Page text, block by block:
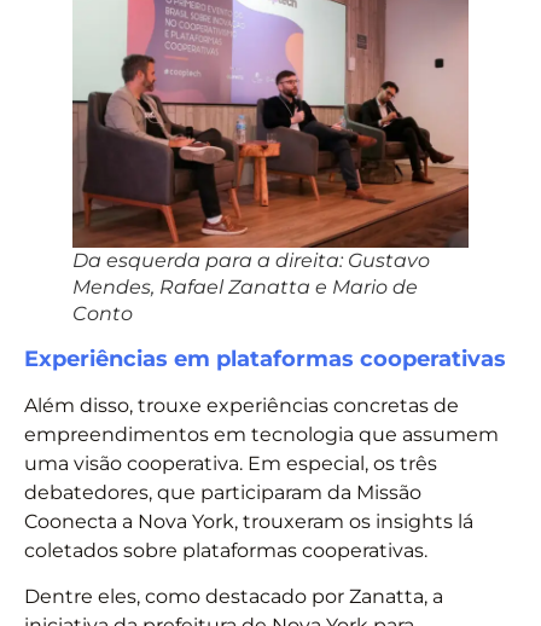
Da esquerda para a direita: Gustavo
Mendes, Rafael Zanatta e Mario de
Conto
Experiências em plataformas cooperativas
Além disso, trouxe experiências concretas de
empreendimentos em tecnologia que assumem
uma visão cooperativa. Em especial, os três
debatedores, que participaram da Missão
Coonecta a Nova York, trouxeram os insights lá
coletados sobre plataformas cooperativas.
Dentre eles, como destacado por Zanatta, a